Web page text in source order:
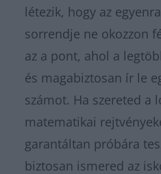
létezik, hogy az
sorrendje ne okozzon
az a pont, ahol a
és magabiztosan ír le
számot. Ha szereted a
matematikai
garantáltan próbára
biztosan ismered az